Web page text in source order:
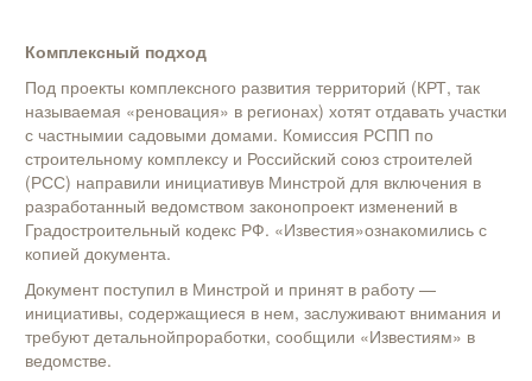
Комплексный подход
Под проекты комплексного развития территорий (КРТ, так
называемая «реновация» в регионах) хотят отдавать участки
с частнымии садовыми домами. Комиссия РСПП по
строительному комплексу и Российский союз строителей
(РСС) направили инициативув Минстрой для включения в
разработанный ведомством законопроект изменений в
Градостроительный кодекс РФ. «Известия»ознакомились с
копией документа.
Документ поступил в Минстрой и принят в работу —
инициативы, содержащиеся в нем, заслуживают внимания и
требуют детальнойпроработки, сообщили «Известиям» в
ведомстве.